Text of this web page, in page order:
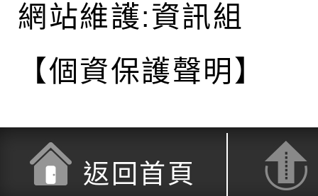
網站維護:資訊組
【個資保護聲明】
返回首頁